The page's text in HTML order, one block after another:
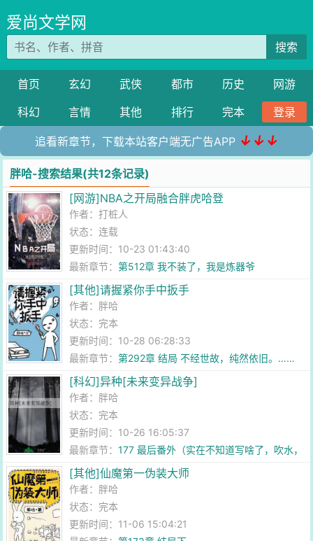
爱尚文学网
搜索
首页 玄幻 武侠 都市 历史
网游
科幻
言情 其他 排行 完本 登录
追看新章节，下载本站客户端无广告APP ↓↓↓
胖哈-搜索结果(共12条记录)
[网游]NBA之开局融合胖虎哈登
作者：打桩人
状态：连载
更新时间：10-23 01:43:40
最新章节：第512章 我不装了，我是炼器爷
[其他]请握紧你手中扳手
作者： 胖哈
状态：完本
更新时间：10-28 06:28:33
最新章节：第292章 结局 不经世故，纯然依旧。……
[科幻]异种[未来变异战争]
作者： 胖哈
状态：完本
更新时间：10-26 16:05:37
最新章节：177 最后番外（实在不知道写啥了，吹水，
也是新书一点点篇外预告
[其他]仙魔第一伪装大师
作者： 胖哈
状态：完本
更新时间：11-06 15:04:21